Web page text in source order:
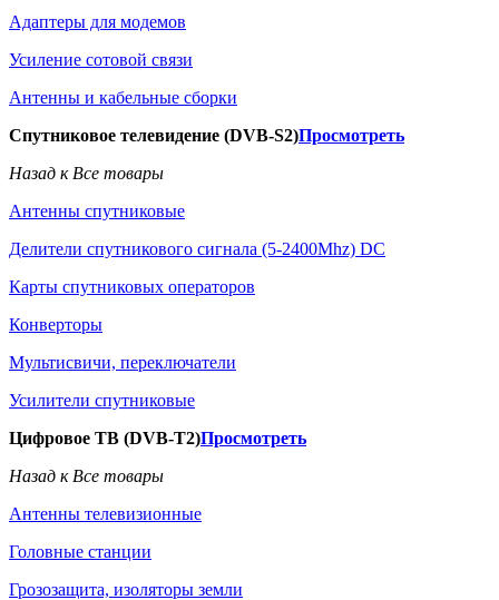
Адаптеры для модемов
Усиление сотовой связи
Антенны и кабельные сборки
Спутниковое телевидение (DVB-S2)Просмотреть
Назад к Все товары
Антенны спутниковые
Делители спутникового сигнала (5-2400Mhz) DC
Карты спутниковых операторов
Конверторы
Мультисвичи, переключатели
Усилители спутниковые
Цифровое ТВ (DVB-T2)Просмотреть
Назад к Все товары
Антенны телевизионные
Головные станции
Грозозащита, изоляторы земли